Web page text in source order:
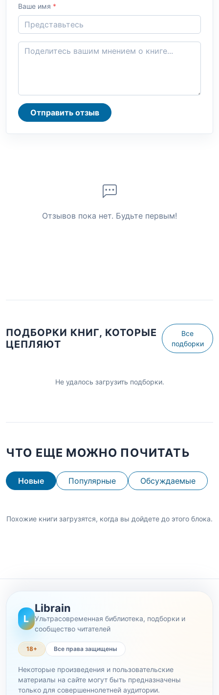
Ваше имя *
Отправить отзыв
Отзывов пока нет. Будьте первым!
ПОДБОРКИ КНИГ, КОТОРЫЕ
ЦЕПЛЯЮТ
Все
подборки
Не удалось загрузить подборки.
ЧТО ЕЩЕ МОЖНО ПОЧИТАТЬ
Новые Популярные Обсуждаемые
Похожие книги загрузятся, когда вы дойдете до этого блока.
L
Librain
Ультрасовременная библиотека, подборки и
сообщество читателей
18+ Все права защищены
Некоторые произведения и пользовательские
материалы на сайте могут быть предназначены
только для совершеннолетней аудитории.